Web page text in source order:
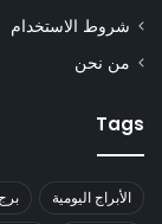
شروط الاستخدام
من نحن
Tags
الأبراج اليومية